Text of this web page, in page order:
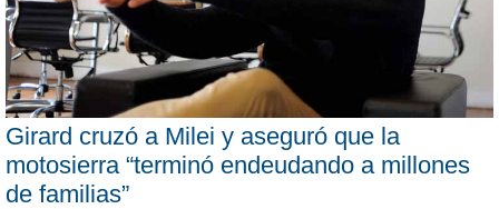
Girard cruzó a Milei y aseguró que la
motosierra “terminó endeudando a millones
de familias”